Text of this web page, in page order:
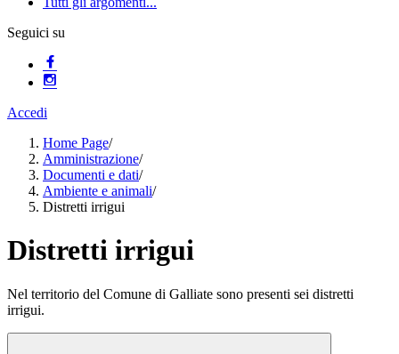
Seguici su
Accedi
Home Page/
Amministrazione/
Documenti e dati/
Ambiente e animali/
Distretti irrigui
Distretti irrigui
Nel territorio del Comune di Galliate sono presenti sei distretti
irrigui.